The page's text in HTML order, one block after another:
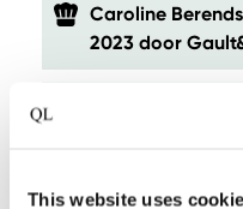
This website uses
Caroline
2023 door
Centrale ligging
Suites met een